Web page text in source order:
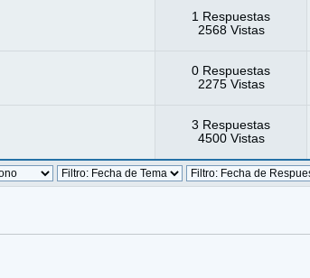
1 Respuestas
2568 Vistas
0 Respuestas
2275 Vistas
3 Respuestas
4500 Vistas